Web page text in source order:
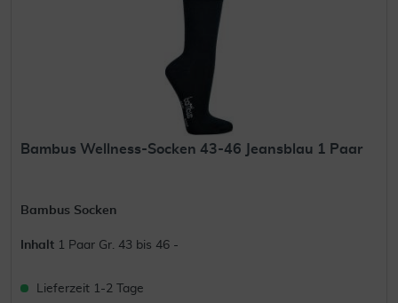
Bambus Wellness-Socken 43-46 Jeansblau 1 Paar
Bambus Socken
Inhalt 1 Paar Gr. 43 bis 46 -
Lieferzeit 1-2 Tage